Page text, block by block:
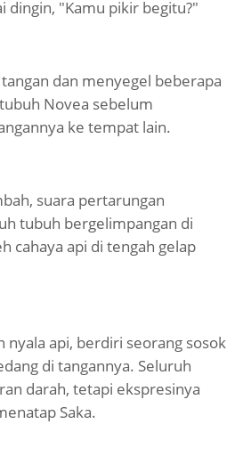
dingin, "Kamu pikir begitu?"
dan menyegel beberapa
Novea sebelum
ke tempat lain.
suara pertarungan
tubuh bergelimpangan di
cahaya api di tengah gelap
nyala api, berdiri seorang sosok
di tangannya. Seluruh
darah, tetapi ekspresinya
Saka.